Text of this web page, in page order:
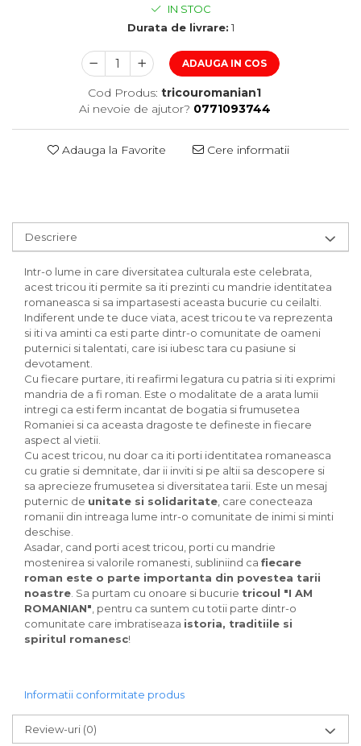
IN STOC
Durata de livrare: 1
ADAUGA IN COS
Cod Produs: tricouromanian1
Ai nevoie de ajutor? 0771093744
Adauga la Favorite Cere informatii
Descriere
Intr-o lume in care diversitatea culturala este celebrata,
acest tricou iti permite sa iti prezinti cu mandrie identitatea
romaneasca si sa impartasesti aceasta bucurie cu ceilalti.
Indiferent unde te duce viata, acest tricou te va reprezenta
si iti va aminti ca esti parte dintr-o comunitate de oameni
puternici si talentati, care isi iubesc tara cu pasiune si
devotament.
Cu fiecare purtare, iti reafirmi legatura cu patria si iti exprimi
mandria de a fi roman. Este o modalitate de a arata lumii
intregi ca esti ferm incantat de bogatia si frumusetea
Romaniei si ca aceasta dragoste te defineste in fiecare
aspect al vietii.
Cu acest tricou, nu doar ca iti porti identitatea romaneasca
cu gratie si demnitate, dar ii inviti si pe altii sa descopere si
sa aprecieze frumusetea si diversitatea tarii. Este un mesaj
puternic de unitate si solidaritate , care conecteaza
romanii din intreaga lume intr-o comunitate de inimi si minti
deschise.
Asadar, cand porti acest tricou, porti cu mandrie
mostenirea si valorile romanesti, subliniind ca fiecare
roman este o parte importanta din povestea tarii
noastre . Sa purtam cu onoare si bucurie tricoul "I AM
ROMANIAN" , pentru ca suntem cu totii parte dintr-o
comunitate care imbratiseaza istoria, traditiile si
spiritul romanesc!
Informatii conformitate produs
Review-uri (0)